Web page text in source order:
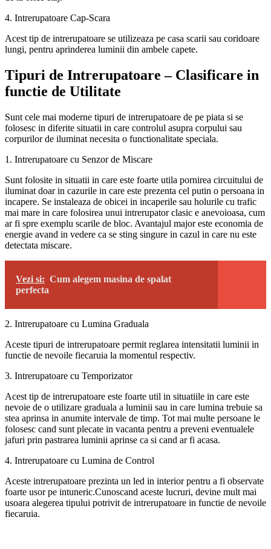
4. Intrerupatoare Cap-Scara
Acest tip de intrerupatoare se utilizeaza pe casa scarii sau coridoare
lungi, pentru aprinderea luminii din ambele capete.
Tipuri de Intrerupatoare – Clasificare in
functie de Utilitate
Sunt cele mai moderne tipuri de intrerupatoare de pe piata si se
folosesc in diferite situatii in care controlul asupra corpului sau
corpurilor de iluminat necesita o functionalitate speciala.
1. Intrerupatoare cu Senzor de Miscare
Sunt folosite in situatii in care este foarte utila pornirea circuitului de
iluminat doar in cazurile in care este prezenta cel putin o persoana in
incapere. Se instaleaza de obicei in incaperile sau holurile cu trafic
mai mare in care folosirea unui intrerupator clasic e anevoioasa, cum
ar fi spre exemplu scarile de bloc. Avantajul major este economia de
energie avand in vedere ca se sting singure in cazul in care nu este
detectata miscare.
Vezi si: Cum alegem masina de spalat
perfecta
2. Intrerupatoare cu Lumina Graduala
Aceste tipuri de intrerupatoare permit reglarea intensitatii luminii in
functie de nevoile fiecaruia la momentul respectiv.
3. Intrerupatoare cu Temporizator
Acest tip de intrerupatoare este foarte util in situatiile in care este
nevoie de o utilizare graduala a luminii sau in care lumina trebuie sa
stea aprinsa in anumite intervale de timp. Tot mai multe persoane le
folosesc cand sunt plecate in vacanta pentru a preveni eventualele
jafuri prin pastrarea luminii aprinse ca si cand ar fi acasa.
4. Intrerupatoare cu Lumina de Control
Aceste intrerupatoare prezinta un led in interior pentru a fi observate
foarte usor pe intuneric.Cunoscand aceste lucruri, devine mult mai
usoara alegerea tipului potrivit de intrerupatoare in functie de nevoile
fiecaruia.